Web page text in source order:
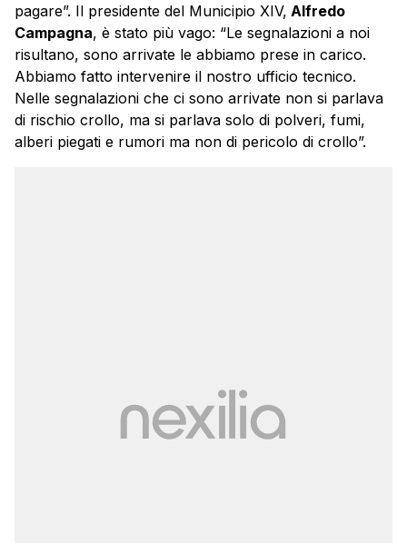
pagare”. Il presidente del Municipio XIV, Alfredo
Campagna, è stato più vago: “Le segnalazioni a noi
risultano, sono arrivate le abbiamo prese in carico.
Abbiamo fatto intervenire il nostro ufficio tecnico.
Nelle segnalazioni che ci sono arrivate non si parlava
di rischio crollo, ma si parlava solo di polveri, fumi,
alberi piegati e rumori ma non di pericolo di crollo”.